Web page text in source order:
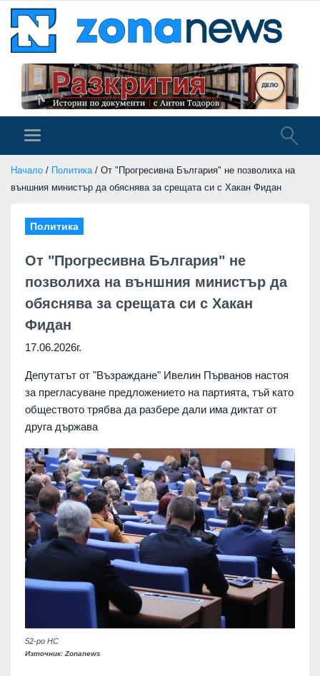
Начало / Политика/ От "Прогресивна България" не позволиха на
външния министър да обяснява за срещата си с Хакан Фидан
Политика
От "Прогресивна България" не
позволиха на външния министър да
обяснява за срещата си с Хакан
Фидан
17.06.2026г.
Депутатът от "Възраждане" Ивелин Първанов настоя
за прегласуване предложението на партията, тъй като
обществото трябва да разбере дали има диктат от
друга държава
52-ро НС
Източник: Zonanews